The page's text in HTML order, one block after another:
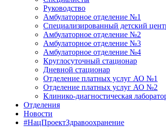
Руководство
Амбулаторное отделение №1
Специализированный детский
Амбулаторное отделение №2
Амбулаторное отделение №3
Амбулаторное отделение №4
Круглосуточный стационар
Дневной стационар
Отделение платных услуг АО №1
Отделение платных услуг АО №2
Клинико-диагностическая
Отделения
Новости
#НацПроектЗдравоохранение